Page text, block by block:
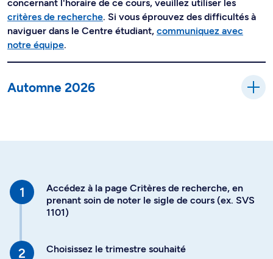
concernant l'horaire de ce cours, veuillez utiliser les
critères de recherche. Si vous éprouvez des difficultés à
naviguer dans le Centre étudiant, communiquez avec
notre équipe.
Automne 2026
Accédez à la page Critères de recherche, en
prenant soin de noter le sigle de cours (ex. SVS
1101)
Choisissez le trimestre souhaité